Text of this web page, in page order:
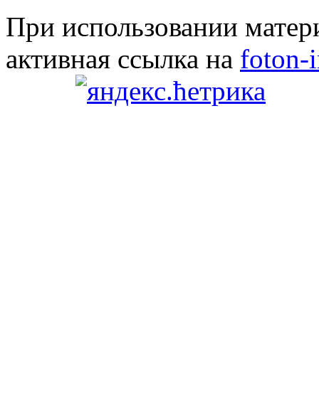
При использовании
активная ссылка на foton-